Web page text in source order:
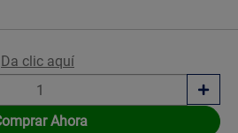
Da clic aquí
Ahora